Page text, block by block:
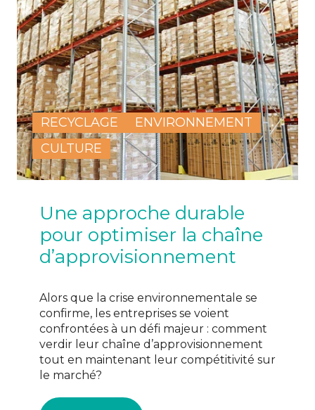
Une approche durable
pour optimiser la chaîne
d’approvisionnement
Alors que la crise environnementale se
confirme, les entreprises se voient
confrontées à un défi majeur : comment
verdir leur chaîne d’approvisionnement
tout en maintenant leur compétitivité sur
le marché?
RECYCLAGE
ENVIRONNEMENT
CULTURE